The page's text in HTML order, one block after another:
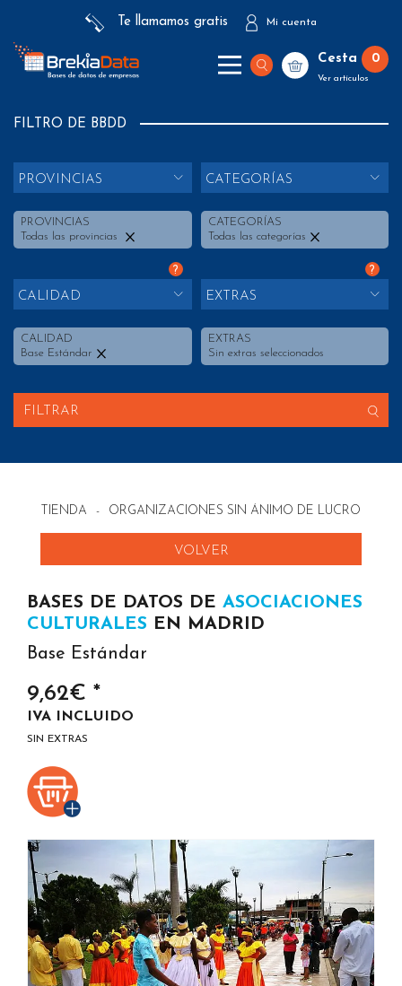
Te llamamos gratis Mi cuenta
Cesta 0
Ver artículos
FILTRO DE BBDD
PROVINCIAS
PROVINCIAS
Todas las provincias
CATEGORÍAS
CATEGORÍAS
Todas las categorías
?
CALIDAD
CALIDAD
Base Estándar
?
EXTRAS
EXTRAS
Sin extras seleccionados
FILTRAR
TIENDA - ORGANIZACIONES SIN ÁNIMO DE LUCRO
VOLVER
BASES DE DATOS DE ASOCIACIONES
CULTURALES EN MADRID
Base Estándar
9,62€ *
IVA INCLUIDO
SIN EXTRAS